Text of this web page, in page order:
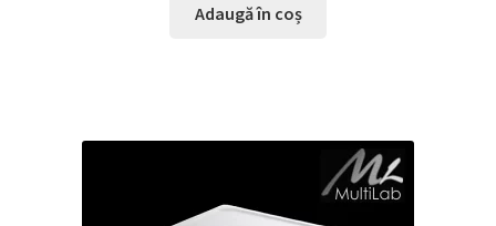
Adaugă în coș